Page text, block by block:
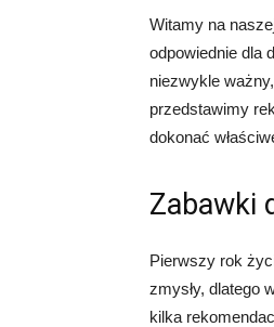
Witamy na
odpowiednie dla
niezwykle
przedstawimy
dokonać
Zabawki
Pierwszy rok
zmysły, dlatego
kilka